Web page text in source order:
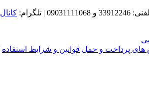
33912246 و 09031111068 | تلگرام: کانال
پرداخت و حمل قوانین و شرایط استفاده